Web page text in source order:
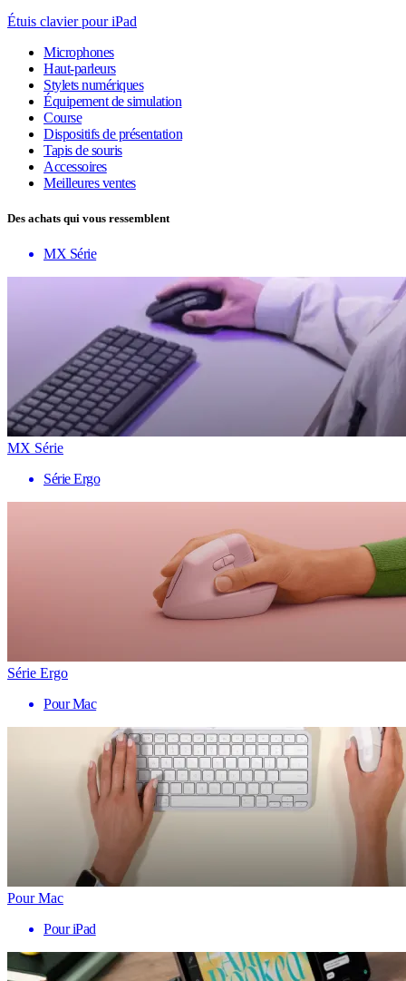
Étuis clavier pour iPad
Microphones
Haut-parleurs
Stylets numériques
Équipement de simulation
Course
Dispositifs de présentation
Tapis de souris
Accessoires
Meilleures ventes
Des achats qui vous ressemblent
MX Série
MX Série
Série Ergo
Série Ergo
Pour Mac
Pour Mac
Pour iPad